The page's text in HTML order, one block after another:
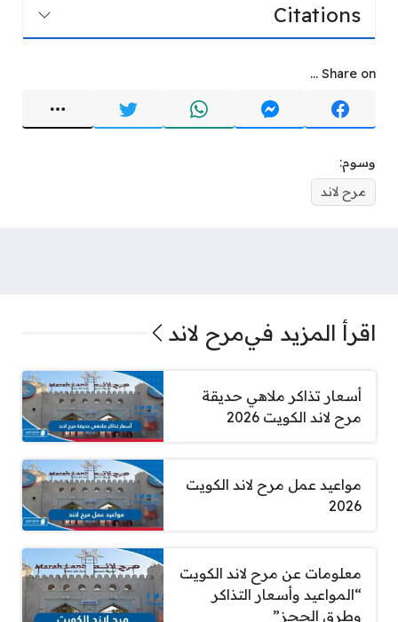
Citations
Share on ...
وسوم:
مرح لاند
اقرأ المزيد فيمرح لاند
أسعار تذاكر ملاهي حديقة
مرح لاند الكويت 2026
مواعيد عمل مرح لاند الكويت
2026
معلومات عن مرح لاند الكويت
“المواعيد وأسعار التذاكر
وطرق الحجز”